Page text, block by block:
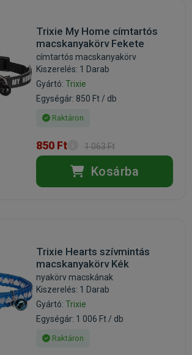
Trixie My Home címtartós
macskanyakörv Fekete
címtartós macskanyakörv
Kiszerelés: 1 Darab
Gyártó: Trixie
Egységár: 850 Ft / db
Raktáron
850 Ft 1 063 Ft
Kosárba
Trixie Hearts szívmintás
macskanyakörv Kék
nyakörv macskának
Kiszerelés: 1 Darab
Gyártó: Trixie
Egységár: 1 006 Ft / db
Raktáron